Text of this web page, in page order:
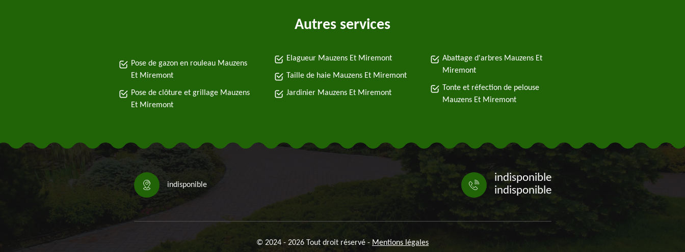
Autres services
Pose de gazon en rouleau Mauzens
Et Miremont
Pose de clôture et grillage Mauzens
Et Miremont
Elagueur Mauzens Et Miremont
Taille de haie Mauzens Et Miremont
Jardinier Mauzens Et Miremont
Abattage d'arbres Mauzens Et
Miremont
Tonte et réfection de pelouse
Mauzens Et Miremont
indisponible
indisponible
indisponible
© 2024 - 2026 Tout droit réservé - Mentions légales